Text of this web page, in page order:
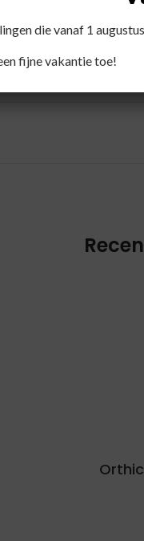
optreden.
die vanaf 1
fijne vakantie toe!